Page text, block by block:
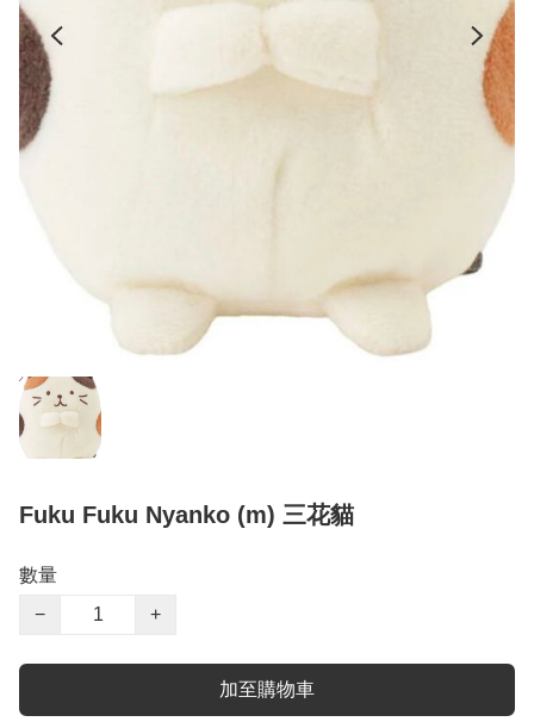
Fuku Fuku Nyanko (m) 三花貓
數量
−
+
加至購物車